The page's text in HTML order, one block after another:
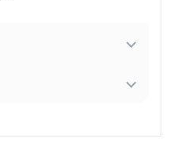
del personal de blanco